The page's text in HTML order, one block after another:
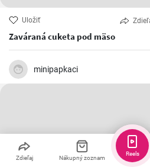
Uložiť
Zaváraná cuketa pod mäso
minipapkaci
Zdieľaj Nákupný zoznam
Reels